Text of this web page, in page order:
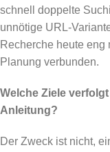
schnell doppelte
unnötige URL-
Recherche heute eng
Planung verbunden.
Welche Ziele
Anleitung?
Der Zweck ist nicht,